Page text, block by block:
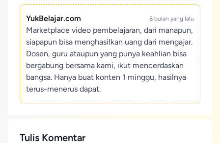
YukBelajar.com 8 bulan yang lalu
Marketplace video pembelajaran, dari manapun,
siapapun bisa menghasilkan uang dari mengajar.
Dosen, guru ataupun yang punya keahlian bisa
bergabung bersama kami, ikut mencerdaskan
bangsa. Hanya buat konten 1 minggu, hasilnya
terus-menerus dapat.
Tulis Komentar